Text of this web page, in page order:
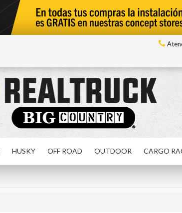
HUSKY OFF ROAD OUTDOOR CARGO